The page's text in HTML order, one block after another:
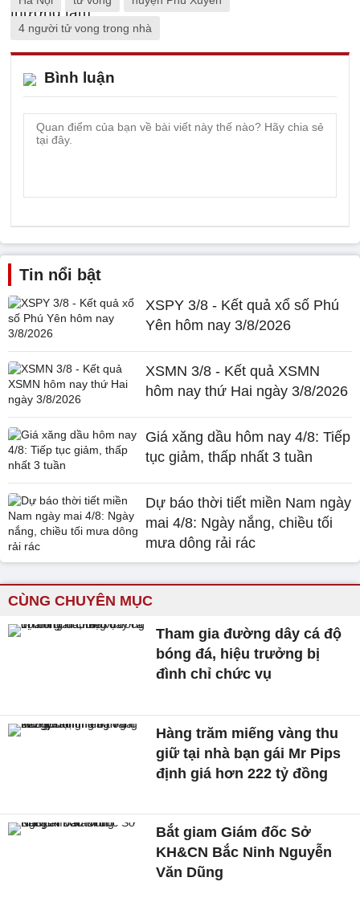
4 người tử vong trong nhà
Bình luận
Tin nổi bật
XSPY 3/8 - Kết quả xổ số Phú
Yên hôm nay 3/8/2026
XSMN 3/8 - Kết quả XSMN
hôm nay thứ Hai ngày 3/8/2026
Giá xăng dầu hôm nay 4/8: Tiếp
tục giảm, thấp nhất 3 tuần
Dự báo thời tiết miền Nam ngày
mai 4/8: Ngày nắng, chiều tối
mưa dông rải rác
CÙNG CHUYÊN MỤC
Tham gia đường dây cá độ
bóng đá, hiệu trưởng bị
đình chỉ chức vụ
Hàng trăm miếng vàng thu
giữ tại nhà bạn gái Mr Pips
định giá hơn 222 tỷ đồng
Bắt giam Giám đốc Sở
KH&CN Bắc Ninh Nguyễn
Văn Dũng